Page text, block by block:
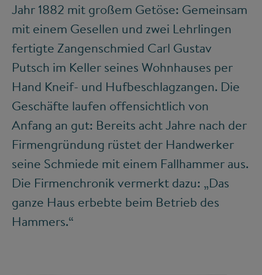
Jahr 1882 mit großem Getöse: Gemeinsam
mit einem Gesellen und zwei Lehrlingen
fertigte Zangenschmied Carl Gustav
Putsch im Keller seines Wohnhauses per
Hand Kneif- und Hufbeschlagzangen. Die
Geschäfte laufen offensichtlich von
Anfang an gut: Bereits acht Jahre nach der
Firmengründung rüstet der Handwerker
seine Schmiede mit einem Fallhammer aus.
Die Firmenchronik vermerkt dazu: „Das
ganze Haus erbebte beim Betrieb des
Hammers.“